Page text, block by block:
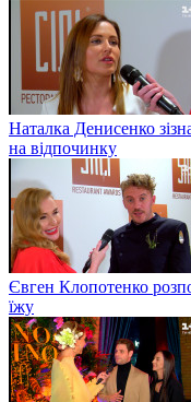
Наталка Денисенко
на відпочинку
Євген Клопотенко
їжу